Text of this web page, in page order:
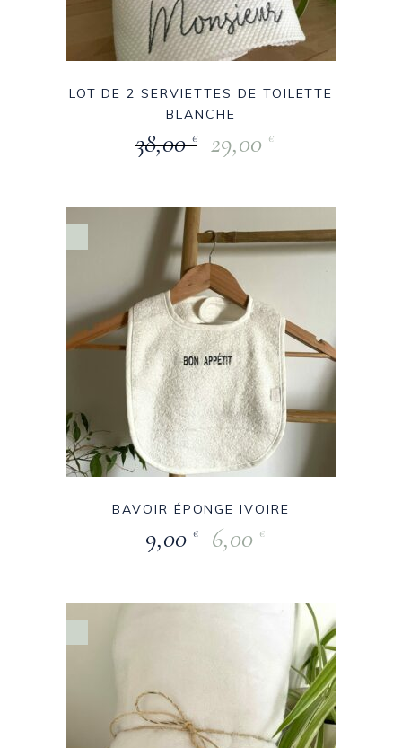
LOT DE 2 SERVIETTES DE TOILETTE
BLANCHE
38,00€ 29,00 €
BAVOIR ÉPONGE IVOIRE
9,00€ 6,00 €